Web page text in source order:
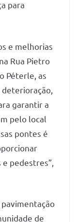
para
e melhorias
Rua Pietro
Péterle, as
garantir a
pelo local
pontes é
pedestres”,
pavimentação
de